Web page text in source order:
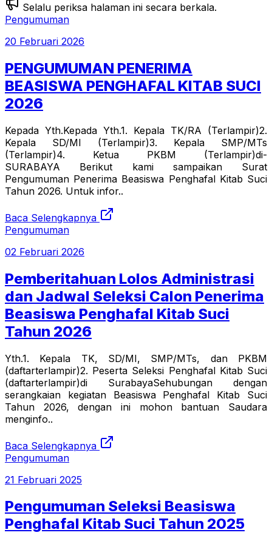
Selalu periksa halaman ini secara berkala.
Pengumuman
20 Februari 2026
PENGUMUMAN PENERIMA
BEASISWA PENGHAFAL KITAB SUCI
2026
Kepada Yth.Kepada Yth.1. Kepala TK/RA (Terlampir)2.
Kepala SD/MI (Terlampir)3. Kepala SMP/MTs
(Terlampir)4. Ketua PKBM (Terlampir)di-
SURABAYA Berikut kami sampaikan Surat
Pengumuman Penerima Beasiswa Penghafal Kitab Suci
Tahun 2026. Untuk infor..
Baca Selengkapnya
Pengumuman
02 Februari 2026
Pemberitahuan Lolos Administrasi
dan Jadwal Seleksi Calon Penerima
Beasiswa Penghafal Kitab Suci
Tahun 2026
Yth.1. Kepala TK, SD/MI, SMP/MTs, dan PKBM
(daftarterlampir)2. Peserta Seleksi Penghafal Kitab Suci
(daftarterlampir)di SurabayaSehubungan dengan
serangkaian kegiatan Beasiswa Penghafal Kitab Suci
Tahun 2026, dengan ini mohon bantuan Saudara
menginfo..
Baca Selengkapnya
Pengumuman
21 Februari 2025
Pengumuman Seleksi Beasiswa
Penghafal Kitab Suci Tahun 2025